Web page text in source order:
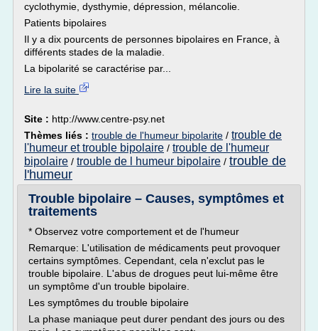
cyclothymie, dysthymie, dépression, mélancolie.
Patients bipolaires
Il y a dix pourcents de personnes bipolaires en France, à
différents stades de la maladie.
La bipolarité se caractérise par...
Lire la suite
Site : http://www.centre-psy.net
Thèmes liés : trouble de l'humeur bipolarite / trouble de
l'humeur et trouble bipolaire / trouble de l'humeur
bipolaire / trouble de l humeur bipolaire / trouble de
l'humeur
Trouble bipolaire – Causes, symptômes et
traitements
* Observez votre comportement et de l'humeur
Remarque: L'utilisation de médicaments peut provoquer
certains symptômes. Cependant, cela n'exclut pas le
trouble bipolaire. L'abus de drogues peut lui-même être
un symptôme d'un trouble bipolaire.
Les symptômes du trouble bipolaire
La phase maniaque peut durer pendant des jours ou des